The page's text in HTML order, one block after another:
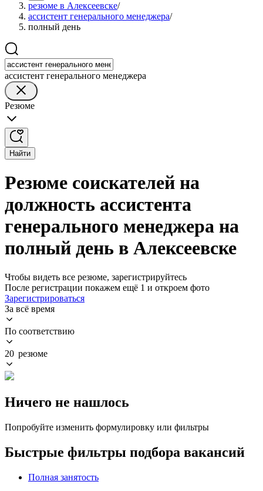
резюме в Алексеевске/
ассистент генерального менеджера/
полный день
ассистент генерального менеджера
Резюме
Найти
Резюме соискателей на
должность ассистента
генерального менеджера на
полный день в Алексеевске
Чтобы видеть все резюме, зарегистрируйтесь
После регистрации покажем ещё 1 и откроем фото
Зарегистрироваться
За всё время
По соответствию
20 резюме
Ничего не нашлось
Попробуйте изменить формулировку или фильтры
Быстрые фильтры подбора вакансий
Полная занятость